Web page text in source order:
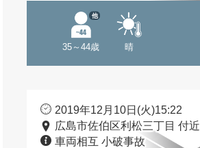
35～44歳
他
晴
2019年12月10日(火)15:22
広島市佐伯区利松三丁目 付近
車両相互 小破事故